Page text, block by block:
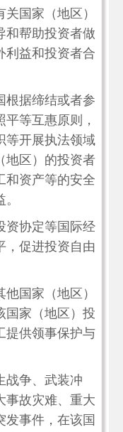
国家（地区）
和帮助投资者做
利益和投资者合
据缔结或者参
等互惠原则，
等开展执法领域
地区）的投资者
和资产等的安全
资协定等国际经
，促进投资自由
国家（地区）
国家（地区）投
提供领事保护与
战争、武装冲
事故灾难、重大
发事件，在该国